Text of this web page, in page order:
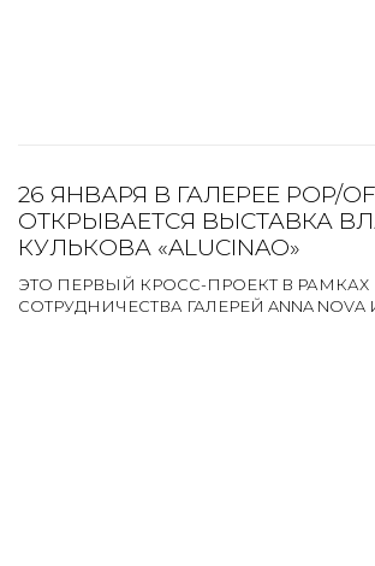
26 ЯНВАРЯ В ГАЛЕРЕЕ POP/
ОТКРЫВАЕТСЯ ВЫСТАВКА
КУЛЬКОВА «ALUCINAO»
ЭТО ПЕРВЫЙ КРОСС-ПРОЕКТ В РАМКАХ
СОТРУДНИЧЕСТВА ГАЛЕРЕЙ ANNA NOVA И